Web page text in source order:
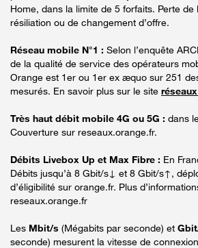
Home, dans la limite de 5 forfaits. Perte
résiliation ou de changement d’offre.
Réseau mobile N°1 : Selon l’enquête
de la qualité de service des opérateurs
Orange est 1er ou 1er ex æquo sur 251
mesurés. En savoir plus sur le site
Très haut débit mobile 4G ou 5G : dans
Couverture sur reseaux.orange.fr.
Débits Livebox Up et Max Fibre : En
Débits jusqu’à 8 Gbit/s↓ et 8 Gbit/s↑,
d’éligibilité sur orange.fr. Plus
reseaux.orange.fr
Les Mbit/s (Mégabits par seconde) et
seconde) mesurent la vitesse de